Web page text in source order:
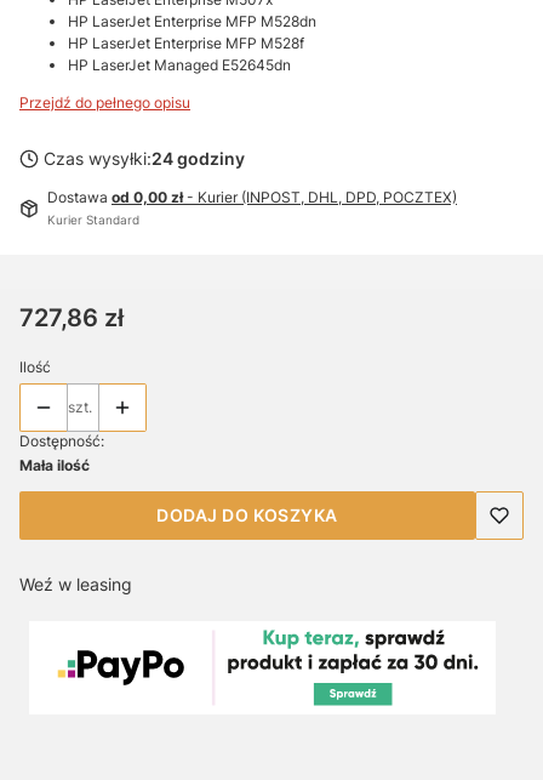
HP LaserJet Enterprise MFP M528dn
HP LaserJet Enterprise MFP M528f
HP LaserJet Managed E52645dn
Przejdź do pełnego opisu
Czas wysyłki:24 godziny
Dostawa od 0,00 zł- Kurier (INPOST, DHL, DPD, POCZTEX)
Kurier Standard
Cena
727,86 zł
Ilość
szt.
Dostępność:
Mała ilość
DODAJ DO KOSZYKA
Weź w leasing